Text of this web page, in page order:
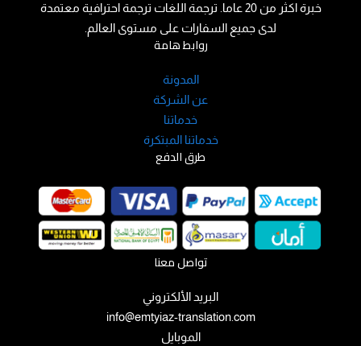
تواصل معنا
البريد الألكتروني
info@emtyiaz-translation.com
الموبايل
طرق الدفع
روابط هامة
المدونة
عن الشركة
خدماتنا
خدماتنا المبتكرة
خبرة اكثر من 20 عاما. ترجمة اللغات ترجمة احترافية معتمدة
لدى جميع السفارات على مستوى العالم.